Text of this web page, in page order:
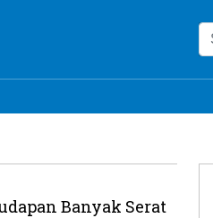
Banyak Serat